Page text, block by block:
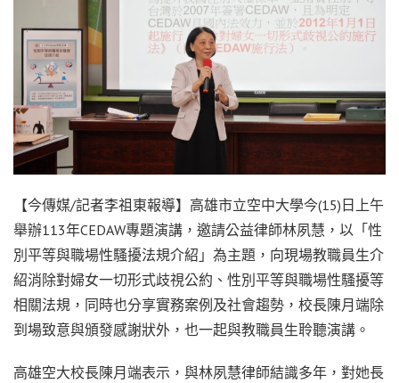
【今傳媒/記者李祖東報導】高雄市立空中大學今(15)日上午
舉辦113年CEDAW專題演講，邀請公益律師林夙慧，以「性
別平等與職場性騷擾法規介紹」為主題，向現場教職員生介
紹消除對婦女一切形式歧視公約、性別平等與職場性騷擾等
相關法規，同時也分享實務案例及社會趨勢，校長陳月端除
到場致意與頒發感謝狀外，也一起與教職員生聆聽演講。
高雄空大校長陳月端表示，與林夙慧律師結識多年，對她長